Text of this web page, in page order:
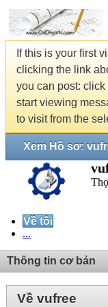
If this is your first
clicking the link
you can post:
start viewing
to visit from the
Xem Hồ sơ:
Về tôi
...
Thông tin cơ bản
Về vufree